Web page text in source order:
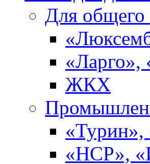
Для
«Ларго»,
ЖКХ
«Турин»,
«НСР»,